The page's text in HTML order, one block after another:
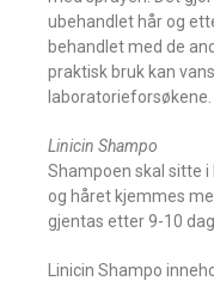
ubehandlet hår og
behandlet med de
praktisk bruk kan
laboratorieforsøkene.
Linicin Shampo
Shampoen skal sitte
og håret kjemmes
gjentas etter 9-10
Linicin Shampo